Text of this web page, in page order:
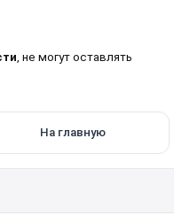
, не могут оставлять
На главную